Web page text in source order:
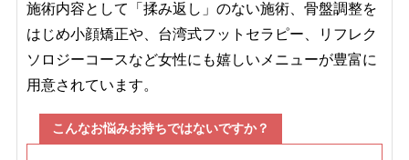
施術内容として「揉み返し」のない施術、骨盤調整を
はじめ小顔矯正や、台湾式フットセラピー、リフレク
ソロジーコースなど女性にも嬉しいメニューが豊富に
用意されています。
こんなお悩みお持ちではないですか？